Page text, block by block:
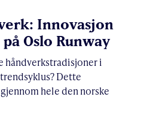
Innovasjon
Oslo Runway
håndverkstradisjoner i
Dette
hele den norske